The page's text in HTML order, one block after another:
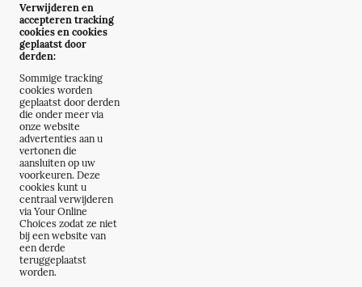
Verwijderen en
accepteren tracking
cookies en cookies
geplaatst door
derden:
Sommige tracking
cookies worden
geplaatst door derden
die onder meer via
onze website
advertenties aan u
vertonen die
aansluiten op uw
voorkeuren. Deze
cookies kunt u
centraal verwijderen
via Your Online
Choices zodat ze niet
bij een website van
een derde
teruggeplaatst
worden.